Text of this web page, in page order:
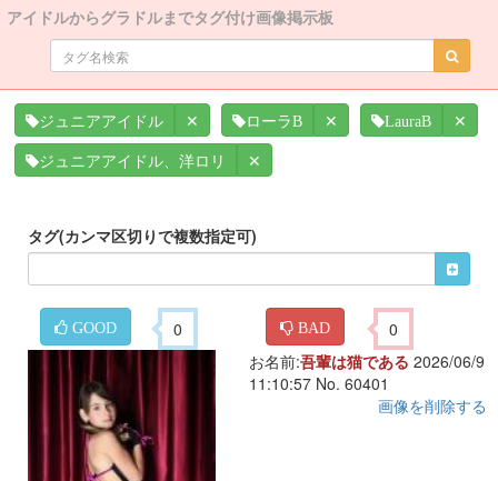
アイドルからグラドルまでタグ付け画像掲示板
ジュニアアイドル ✕ ローラB ✕ LauraB ✕
ジュニアアイドル、洋ロリ ✕
タグ(カンマ区切りで複数指定可)
GOOD 0 BAD 0
お名前:吾輩は猫である 2026/06/9
11:10:57 No. 60401
画像を削除する